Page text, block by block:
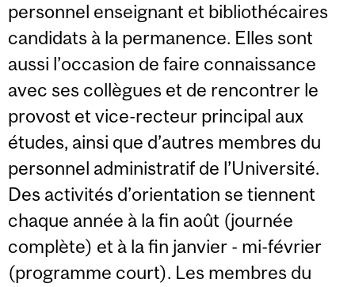
personnel enseignant et bibliothécaires
candidats à la permanence. Elles sont
aussi l’occasion de faire connaissance
avec ses collègues et de rencontrer le
provost et vice-recteur principal aux
études, ainsi que d’autres membres du
personnel administratif de l’Université.
Des activités d’orientation se tiennent
chaque année à la fin août (journée
complète) et à la fin janvier - mi-février
(programme court). Les membres du